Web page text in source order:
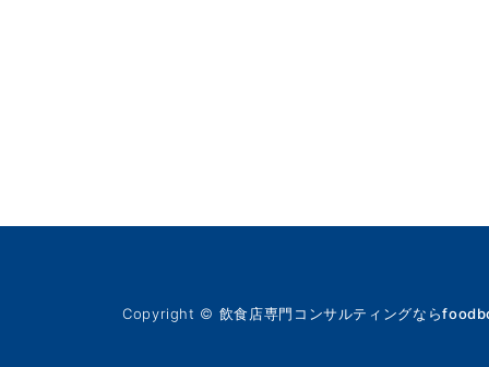
Copyright © 飲食店専門コンサルティングなら